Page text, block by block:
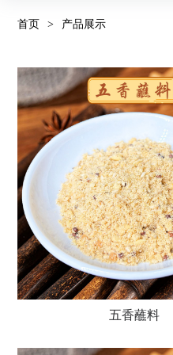
首页 > 产品展示
五香蘸料